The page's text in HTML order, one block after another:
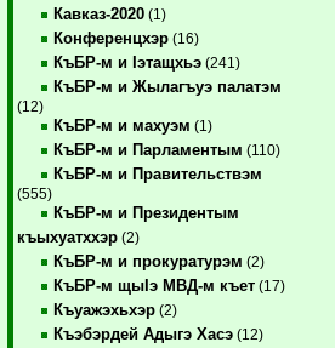
Кавказ-2020 (1)
Конференцхэр (16)
КъБР-м и Iэтащхьэ (241)
КъБР-м и Жылагъуэ палатэм
(12)
КъБР-м и махуэм (1)
КъБР-м и Парламентым (110)
КъБР-м и Правительствэм
(555)
КъБР-м и Президентым
къыхуатххэр (2)
КъБР-м и прокуратурэм (2)
КъБР-м щыIэ МВД-м къет (17)
Къуажэхьхэр (2)
Къэбэрдей Адыгэ Хасэ (12)